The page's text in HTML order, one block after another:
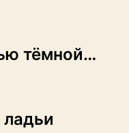
тёмной…